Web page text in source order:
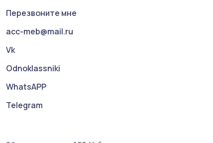
Перезвоните мне
acc-meb@mail.ru
Vk
Odnoklassniki
WhatsAPP
Telegram